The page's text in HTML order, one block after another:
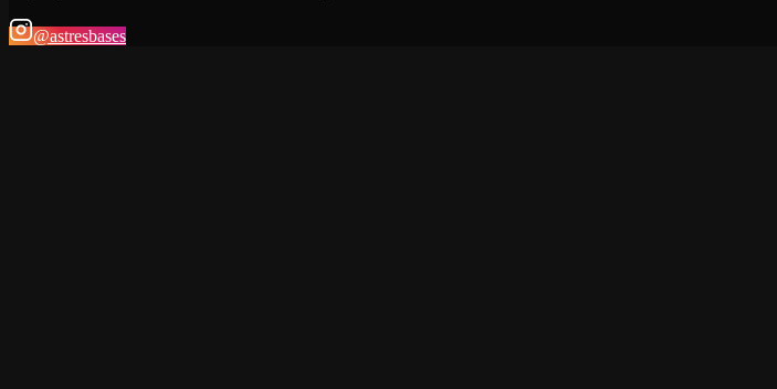
@astresbases